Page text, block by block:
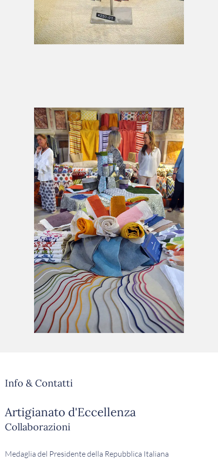
Info & Contatti
Artigianato d'Eccellenza
Collaborazioni
Medaglia del Presidente della Repubblica Italiana